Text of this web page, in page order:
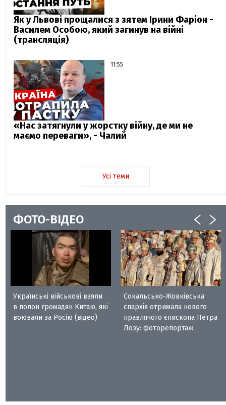
Як у Львові прощалися з зятем Ірини Фаріон -
Василем Особою, який загинув на війні
(трансляція)
11:55
«Нас затягнули у жорстку війну, де ми не
маємо переваги», - Чалий
Усі теми
ФОТО-ВІДЕО
Українські військові взяли
в полон громадян Китаю, які
воювали за Росію (відео)
Сокальсько-Жовківська
єпархія отримала нового
правлячого єпископа Петра
Лозу: фоторепортаж